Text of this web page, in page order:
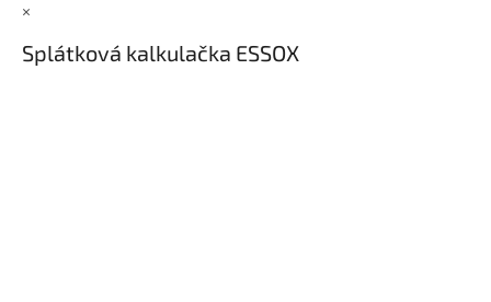
×
Splátková kalkulačka ESSOX